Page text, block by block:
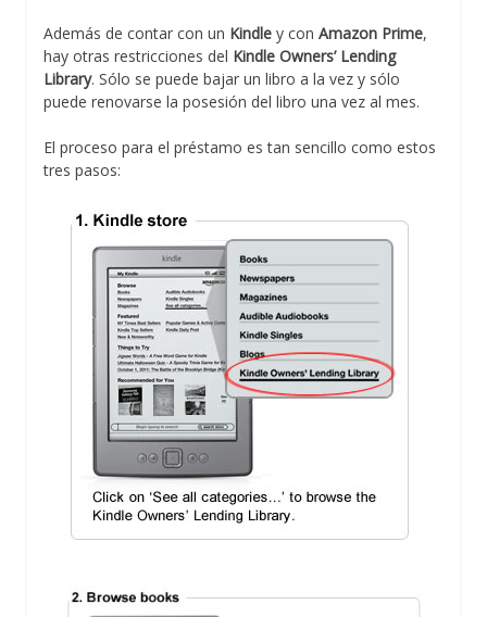
Además de contar con un Kindle y con Amazon Prime,
hay otras restricciones del Kindle Owners’ Lending
Library. Sólo se puede bajar un libro a la vez y sólo
puede renovarse la posesión del libro una vez al mes.
El proceso para el préstamo es tan sencillo como estos
tres pasos: